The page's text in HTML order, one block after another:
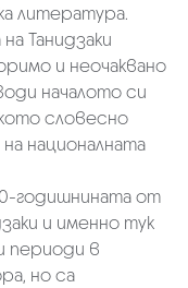
литература.
Танидзаки
и неочаквано
началото си
словесно
националната
годишнината от
и именно тук
периоди в
но са